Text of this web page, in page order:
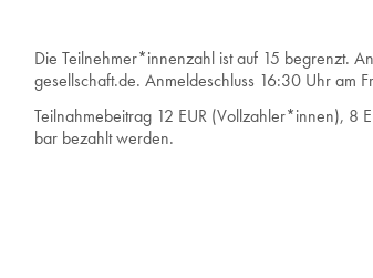
Die Teilnehmer*innenzahl ist auf 15 begrenzt.
gesellschaft.de. Anmeldeschluss 16:30 Uhr am
Teilnahmebeitrag 12 EUR (Vollzahler*innen), 8
bar bezahlt werden.